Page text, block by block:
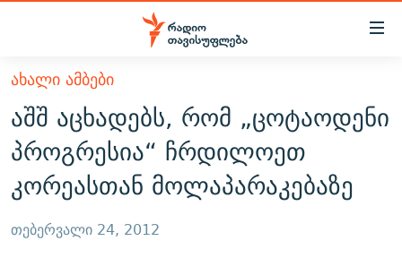
Accessibility
მთავარ
შინაარსზე
დაბრუნება
მთავარ
ნავიგაციაზე
დაბრუნება
ძიებაზე
ᲐᲮᲐᲚᲘ ᲐᲛᲑᲔᲑᲘ
ᲗᲔᲛᲔᲑᲘ
ᲞᲝᲚᲘᲢᲘᲙᲐ
ᲔᲙᲝᲜᲝᲛᲘᲙᲐ
ᲡᲐᲖᲝᲒᲐᲓᲝᲔᲑᲐ
ᲕᲘᲓᲔᲝ
ᲑᲚᲝᲒᲔᲑᲘ
ᲞᲝᲓᲙᲐᲡᲢᲔᲑᲘ
ᲐᲮᲐᲚᲘ ᲐᲛᲑᲔᲑᲘ
აშშ აცხადებს, რომ „ცოტაოდენი
პროგრესია“ ჩრდილოეთ
კორეასთან მოლაპარაკებაზე
თებერვალი 24, 2012